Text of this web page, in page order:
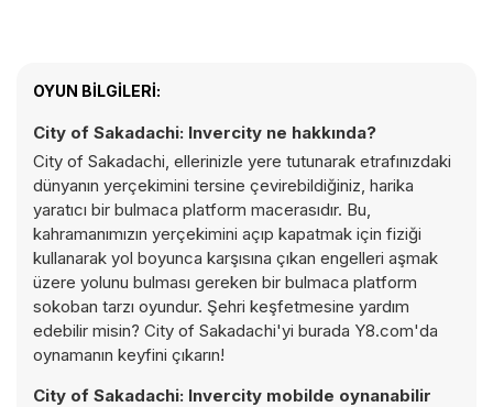
OYUN BILGILERI:
City of Sakadachi: Invercity ne hakkında?
City of Sakadachi, ellerinizle yere tutunarak etrafınızdaki
dünyanın yerçekimini tersine çevirebildiğiniz, harika
yaratıcı bir bulmaca platform macerasıdır. Bu,
kahramanımızın yerçekimini açıp kapatmak için fiziği
kullanarak yol boyunca karşısına çıkan engelleri aşmak
üzere yolunu bulması gereken bir bulmaca platform
sokoban tarzı oyundur. Şehri keşfetmesine yardım
edebilir misin? City of Sakadachi'yi burada Y8.com'da
oynamanın keyfini çıkarın!
City of Sakadachi: Invercity mobilde oynanabilir